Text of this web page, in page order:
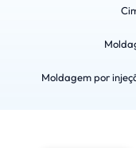
Moldagem por